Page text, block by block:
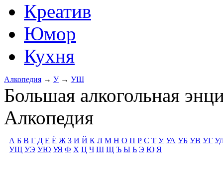
Креатив
Юмор
Кухня
Алкопедия → У→ УШ
Большая алкогольная
Алкопедия
А Б В Г Д Е Ё Ж З И Й К Л М Н О П Р С Т У УА УБ УВ УГ
УЩ УЭ УЮ УЯ Ф Х Ц Ч Ш Щ Ъ Ы Ь Э Ю Я